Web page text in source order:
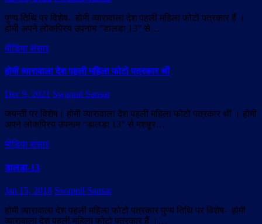
पुण्य तिथि पर विशेष- होमी व्यारावाला देश पहली महिला फोटो पत्रकार हैं ।
होमी अपने लोकप्रिय उपनाम “डालडा 13” से…
मीडिया संसार
होमी व्यारावाला देश पहली महिला फोटो पत्रकार थीं
Dec 9, 2021 Swapnil Sansar
जयन्ती पर विशेष। होमी व्यारावाला देश पहली महिला फोटो पत्रकार थीं । होमी
अपने लोकप्रिय उपनाम “डालडा 13” से मशहूर…
मीडिया संसार
डालडा-13
Jan 15, 2018 Swapnil Sansar
होमी व्यारावाला देश पहली महिला फोटो पत्रकार पुण्य तिथि पर विशेष- होमी
व्यारावाला देश पहली महिला फोटो पत्रकार हैं ।…